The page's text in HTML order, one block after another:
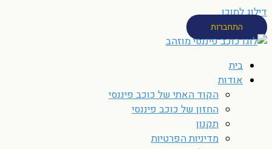
דילוג לתוכן
התחברות
בית
אודות
הקוד האתי של כוכב פיננסי
החזון של כוכב פיננסי
תקנון
מדיניות הפרטיות